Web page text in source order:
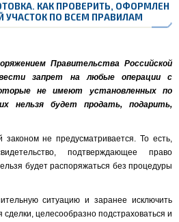
КАК ПРОВЕРИТЬ, ОФОРМЛЕН
УЧАСТОК ПО ВСЕМ ПРАВИЛАМ
Правительства Российской
запрет на любые операции с
не имеют установленных по
нельзя будет продать, подарить,
законом не предусматривается. То есть,
подтверждающее право
будет распоряжаться без процедуры
ситуацию и заранее исключить
целесообразно подстраховаться и